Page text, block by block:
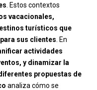
. Estos contextos
vacacionales,
turísticos que
sus clientes . En
actividades
y dinamizar la
propuestas de
analiza cómo se